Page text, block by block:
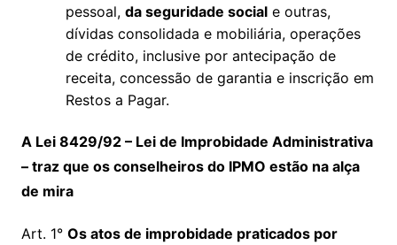
pessoal, da seguridade sociale outras,
dívidas consolidada e mobiliária, operações
de crédito, inclusive por antecipação de
receita, concessão de garantia e inscrição em
Restos a Pagar.
A Lei 8429/92 – Lei de Improbidade Administrativa
– traz que os conselheiros do IPMO estão na alça
de mira
Art. 1° Os atos de improbidade praticados por